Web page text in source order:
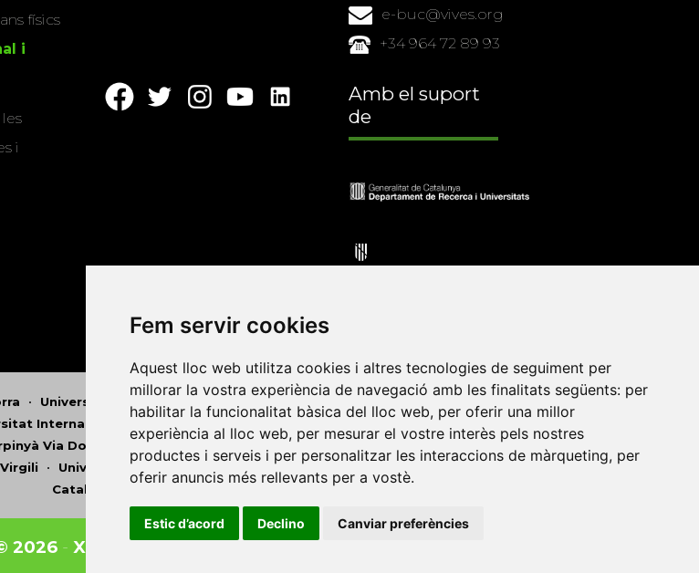
Fem servir cookies
Aquest lloc web utilitza cookies i altres tecnologies de seguiment per
millorar la vostra experiència de navegació amb les finalitats següents: per
habilitar la funcionalitat bàsica del lloc web, per oferir una millor
experiència al lloc web, per mesurar el vostre interès pels nostres
productes i serveis i per personalitzar les interaccions de màrqueting, per
oferir anuncis més rellevants per a vostè.
Estic d’acord Declino Canviar preferències
físics
i
i
e-buc@vives.org
+34 964 72 89 93
Amb el suport
de
• Universitat Autònoma de Barcelona Universitat de Barcelona •
Universitat CEU Cardenal
Internacional de Catalunya Universitat de Lleida
Via Domitia Universitat Politècnica de Catalunya Universitat Politècnica de València
• Universitat de Sàsser Universitat de València
Universitat de Vic - Universitat Central de
Catalunya
2026- Xarxa Vives d'Universitats